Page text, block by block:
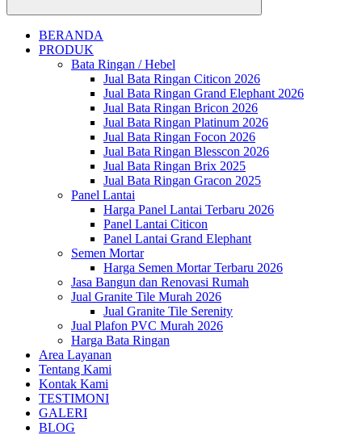
Close
BERANDA
PRODUK
Bata Ringan / Hebel
Jual Bata Ringan Citicon 2026
Jual Bata Ringan Grand Elephant 2026
Jual Bata Ringan Bricon 2026
Jual Bata Ringan Platinum 2026
Jual Bata Ringan Focon 2026
Jual Bata Ringan Blesscon 2026
Jual Bata Ringan Brix 2025
Jual Bata Ringan Gracon 2025
Panel Lantai
Harga Panel Lantai Terbaru 2026
Panel Lantai Citicon
Panel Lantai Grand Elephant
Semen Mortar
Harga Semen Mortar Terbaru 2026
Jasa Bangun dan Renovasi Rumah
Jual Granite Tile Murah 2026
Jual Granite Tile Serenity
Jual Plafon PVC Murah 2026
Harga Bata Ringan
Area Layanan
Tentang Kami
Kontak Kami
TESTIMONI
GALERI
BLOG